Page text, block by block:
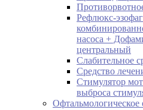
Рефлюкс-
насоса +
центральный
Слабительное
Средство
Стимулятор
выброса
Офтальмологическое